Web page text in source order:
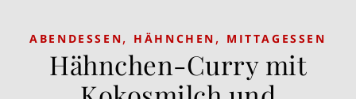
ABENDESSEN, HÄHNCHEN , MITTAGESSEN
Hähnchen-Curry mit